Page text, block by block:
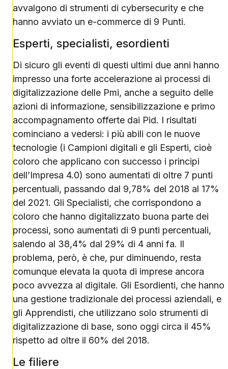
avvalgono di strumenti di cybersecurity e che
hanno avviato un e-commerce di 9 Punti.
Esperti, specialisti, esordienti
Di sicuro gli eventi di questi ultimi due anni hanno
impresso una forte accelerazione ai processi di
digitalizzazione delle Pmi, anche a seguito delle
azioni di informazione, sensibilizzazione e primo
accompagnamento offerte dai Pid. I risultati
cominciano a vedersi: i più abili con le nuove
tecnologie (i Campioni digitali e gli Esperti, cioè
coloro che applicano con successo i principi
dell’Impresa 4.0) sono aumentati di oltre 7 punti
percentuali, passando dal 9,78% del 2018 al 17%
del 2021. Gli Specialisti, che corrispondono a
coloro che hanno digitalizzato buona parte dei
processi, sono aumentati di 9 punti percentuali,
salendo al 38,4% dal 29% di 4 anni fa. Il
problema, però, è che, pur diminuendo, resta
comunque elevata la quota di imprese ancora
poco avvezza al digitale. Gli Esordienti, che hanno
una gestione tradizionale dei processi aziendali, e
gli Apprendisti, che utilizzano solo strumenti di
digitalizzazione di base, sono oggi circa il 45%
rispetto ad oltre il 60% del 2018.
Le filiere